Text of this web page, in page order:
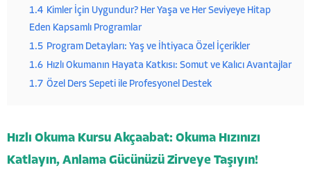
1.4 Kimler İçin Uygundur? Her Yaşa ve Her Seviyeye Hitap
Eden Kapsamlı Programlar
1.5 Program Detayları: Yaş ve İhtiyaca Özel İçerikler
1.6 Hızlı Okumanın Hayata Katkısı: Somut ve Kalıcı Avantajlar
1.7 Özel Ders Sepeti ile Profesyonel Destek
Hızlı Okuma Kursu Akçaabat: Okuma Hızınızı
Katlayın, Anlama Gücünüzü Zirveye Taşıyın!